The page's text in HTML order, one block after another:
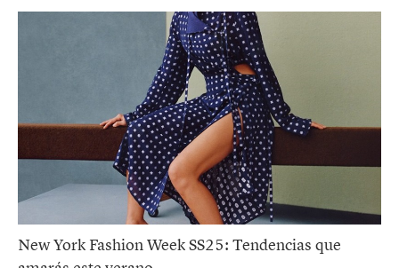
New York Fashion Week SS25: Tendencias que